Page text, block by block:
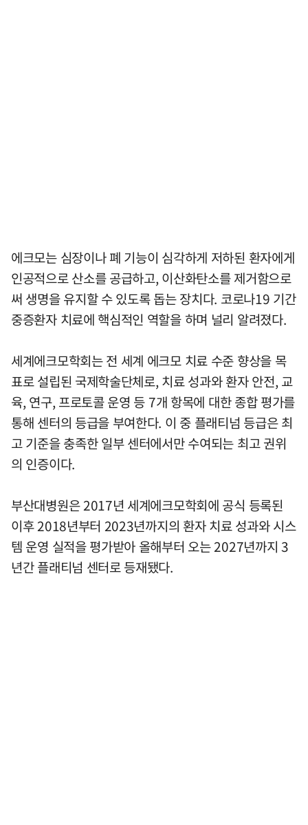
에크모는 심장이나 폐 기능이 심각하게 저하된 환자에게
인공적으로 산소를 공급하고, 이산화탄소를 제거함으로
써 생명을 유지할 수 있도록 돕는 장치다. 코로나19 기간
중증환자 치료에 핵심적인 역할을 하며 널리 알려졌다.
세계에크모학회는 전 세계 에크모 치료 수준 향상을 목
표로 설립된 국제학술단체로, 치료 성과와 환자 안전, 교
육, 연구, 프로토콜 운영 등 7개 항목에 대한 종합 평가를
통해 센터의 등급을 부여한다. 이 중 플래티넘 등급은 최
고 기준을 충족한 일부 센터에서만 수여되는 최고 권위
의 인증이다.
부산대병원은 2017년 세계에크모학회에 공식 등록된
이후 2018년부터 2023년까지의 환자 치료 성과와 시스
템 운영 실적을 평가받아 올해부터 오는 2027년까지 3
년간 플래티넘 센터로 등재됐다.